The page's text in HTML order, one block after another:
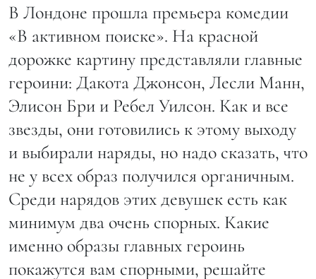
В Лондоне прошла премьера комедии
«В активном поиске». На красной
дорожке картину представляли главные
героини: Дакота Джонсон, Лесли Манн,
Элисон Бри и Ребел Уилсон. Как и все
звезды, они готовились к этому выходу
и выбирали наряды, но надо сказать, что
не у всех образ получился органичным.
Среди нарядов этих девушек есть как
минимум два очень спорных. Какие
именно образы главных героинь
покажутся вам спорными, решайте